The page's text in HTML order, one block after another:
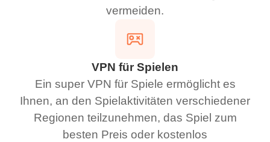
vermeiden.
VPN für Spielen
Ein super VPN für Spiele ermöglicht es
Ihnen, an den Spielaktivitäten verschiedener
Regionen teilzunehmen, das Spiel zum
besten Preis oder kostenlos